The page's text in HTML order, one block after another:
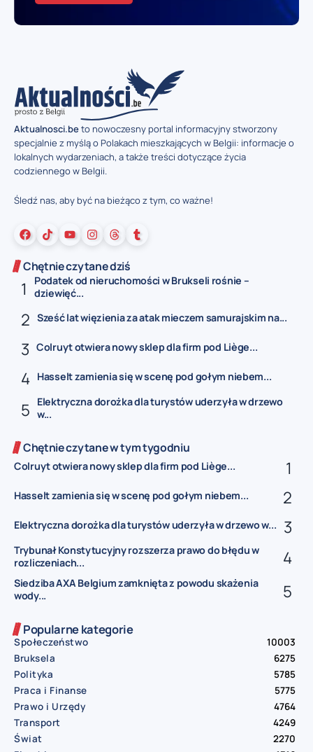
Aktualnosci.beto nowoczesny portal informacyjny stworzony
specjalnie z myślą o Polakach mieszkających w Belgii: informacje o
lokalnych wydarzeniach, a także treści dotyczące życia
codziennego w Belgii.
Śledź nas, aby być na bieżąco z tym, co ważne!
Chętnie czytane dziś
Podatek od nieruchomości w Brukseli rośnie –
dziewięć...
Sześć lat więzienia za atak mieczem samurajskim na...
Colruyt otwiera nowy sklep dla firm pod Liège...
Hasselt zamienia się w scenę pod gołym niebem...
Elektryczna dorożka dla turystów uderzyła w drzewo
w...
Chętnie czytane w tym tygodniu
Colruyt otwiera nowy sklep dla firm pod Liège...
Hasselt zamienia się w scenę pod gołym niebem...
Elektryczna dorożka dla turystów uderzyła w drzewo w...
Trybunał Konstytucyjny rozszerza prawo do błędu w
rozliczeniach...
Siedziba AXA Belgium zamknięta z powodu skażenia
wody...
Popularne kategorie
Społeczeństwo
10003
Bruksela
6275
Polityka
5785
Praca i Finanse
5775
Prawo i Urzędy
4764
Transport
4249
Świat
2270